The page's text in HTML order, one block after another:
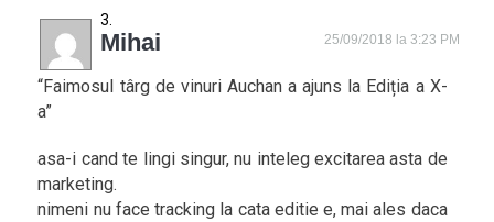
Mihai 25/09/2018 la 3:23 PM
“Faimosul târg de vinuri Auchan a ajuns la Ediția a X-
a”
asa-i cand te lingi singur, nu inteleg excitarea asta de
marketing.
nimeni nu face tracking la cata editie e, mai ales daca